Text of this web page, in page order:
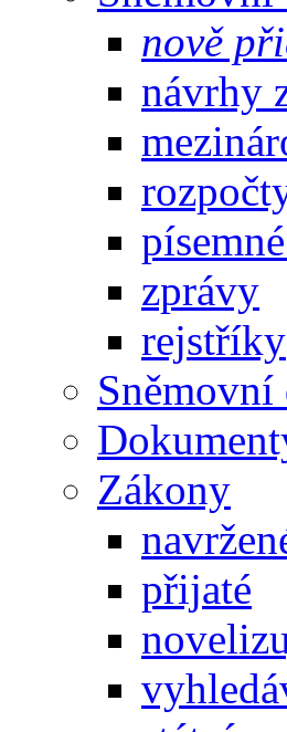
nově
návrhy
zprávy
rejstříky
Zákony
přijaté